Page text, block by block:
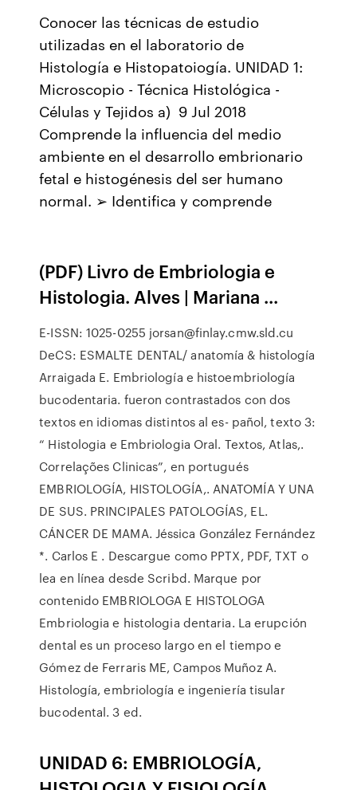
Conocer las técnicas de estudio
utilizadas en el laboratorio de
Histología e Histopatoiogía. UNIDAD 1:
Microscopio - Técnica Histológica -
Células y Tejidos a) 9 Jul 2018
Comprende la influencia del medio
ambiente en el desarrollo embrionario
fetal e histogénesis del ser humano
normal. ➢ Identifica y comprende
(PDF) Livro de Embriologia e
Histologia. Alves | Mariana ...
E-ISSN: 1025-0255 jorsan@finlay.cmw.sld.cu
DeCS: ESMALTE DENTAL/ anatomía & histología
Arraigada E. Embriología e histoembriología
bucodentaria. fueron contrastados con dos
textos en idiomas distintos al es- pañol, texto 3:
“ Histologia e Embriologia Oral. Textos, Atlas,.
Correlações Clinicas”, en portugués
EMBRIOLOGÍA, HISTOLOGÍA,. ANATOMÍA Y UNA
DE SUS. PRINCIPALES PATOLOGÍAS, EL.
CÁNCER DE MAMA. Jéssica González Fernández
*. Carlos E . Descargue como PPTX, PDF, TXT o
lea en línea desde Scribd. Marque por
contenido EMBRIOLOGA E HISTOLOGA
Embriologia e histologia dentaria. La erupción
dental es un proceso largo en el tiempo e
Gómez de Ferraris ME, Campos Muñoz A.
Histología, embriología e ingeniería tisular
bucodental. 3 ed.
UNIDAD 6: EMBRIOLOGÍA,